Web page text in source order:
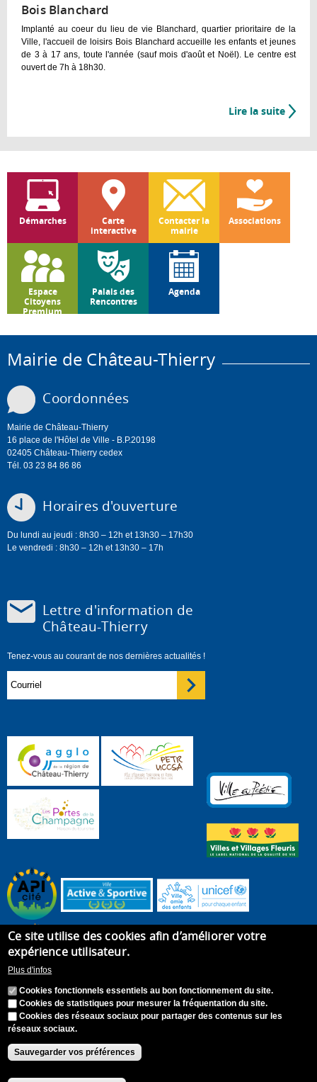
Bois Blanchard
Implanté au coeur du lieu de vie Blanchard, quartier prioritaire de la
Ville, l'accueil de loisirs Bois Blanchard accueille les enfants et jeunes
de 3 à 17 ans, toute l'année (sauf mois d'août et Noël). Le centre est
ouvert de 7h à 18h30.
Lire la suite de
Démarches
Carte
interactive
Contacter la
mairie
Associations
Espace
Citoyens
Premium
Palais des
Rencontres
Agenda
Mairie de Château-Thierry
Coordonnées
Mairie de Château-Thierry
16 place de l'Hôtel de Ville - B.P.20198
02405 Château-Thierry cedex
Tél. 03 23 84 86 86
Horaires d'ouverture
Du lundi au jeudi : 8h30 – 12h et 13h30 – 17h30
Le vendredi : 8h30 – 12h et 13h30 – 17h
Lettre d'information de
Château-Thierry
Tenez-vous au courant de nos dernières actualités !
Accueil Plan du site
Appel à candidature
Contact
Accessibilité : Non conforme
Ce site utilise des cookies afin d’améliorer votre
expérience utilisateur.
Plus d'infos
Cookies fonctionnels essentiels au bon fonctionnement du site.
Cookies de statistiques pour mesurer la fréquentation du site.
Cookies des réseaux sociaux pour partager des contenus sur les
réseaux sociaux.
Sauvegarder vos préférences